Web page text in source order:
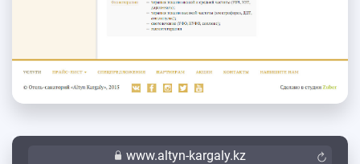
www.altyn-kargaly.kz